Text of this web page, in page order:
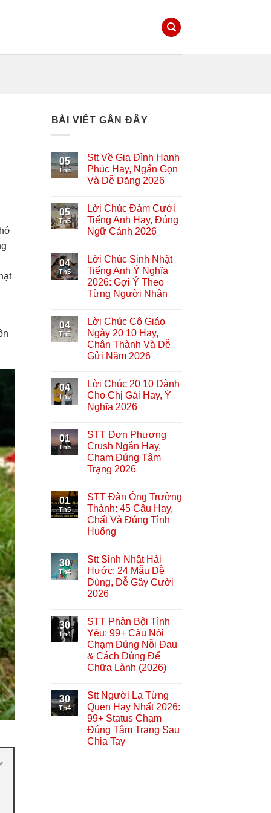
BÀI VIẾT GẦN ĐÂY
05
Th5
Stt Về Gia Đình Hạnh
Phúc Hay, Ngắn Gọn
Và Dễ Đăng 2026
05
Th5
Lời Chúc Đám Cưới
Tiếng Anh Hay, Đúng
Ngữ Cảnh 2026
04
Th5
Lời Chúc Sinh Nhật
Tiếng Anh Ý Nghĩa
2026: Gợi Ý Theo
Từng Người Nhận
04
Th5
Lời Chúc Cô Giáo
Ngày 20 10 Hay,
Chân Thành Và Dễ
Gửi Năm 2026
04
Th5
Lời Chúc 20 10 Dành
Cho Chị Gái Hay, Ý
Nghĩa 2026
01
Th5
STT Đơn Phương
Crush Ngắn Hay,
Chạm Đúng Tâm
Trạng 2026
01
Th5
STT Đàn Ông Trưởng
Thành: 45 Câu Hay,
Chất Và Đúng Tình
Huống
30
Th4
Stt Sinh Nhật Hài
Hước: 24 Mẫu Dễ
Dùng, Dễ Gây Cười
2026
30
Th4
STT Phản Bội Tình
Yêu: 99+ Câu Nói
Chạm Đúng Nỗi Đau
& Cách Dùng Để
Chữa Lành (2026)
30
Th4
Stt Người Lạ Từng
Quen Hay Nhất 2026:
99+ Status Chạm
Đúng Tâm Trạng Sau
Chia Tay